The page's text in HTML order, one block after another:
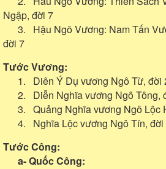
Ngập, đời 7
3. Hậu Ngô Vương: Nam Tấn
đời 7
Tước Vương:
1. Diên Ý Dụ vương Ngô Từ, đời
2. Diễn Nghĩa vương Ngô Tông,
3. Quảng Nghĩa vương Ngô Lộc
4. Nghĩa Lộc vương Ngô Tín, đời
Tước Công:
a- Quốc Công: